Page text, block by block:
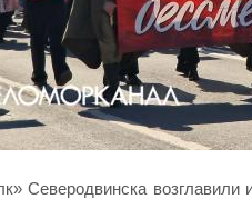
Северодвинска